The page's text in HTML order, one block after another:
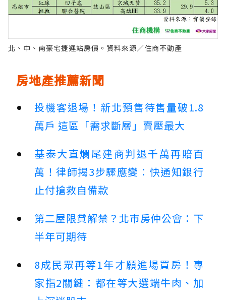
北、中、南豪宅捷運站房價。資料來源／住商不動產
房地產推薦新聞
投機客退場！新北預售待售量破1.8
萬戶 這區「需求斷層」賣壓最大
基泰大直爛尾建商判退千萬再賠百
萬！律師揭3步驟應變：快通知銀行
止付搶救自備款
第二屋限貸解禁？北市房仲公會：下
半年可期待
8成民眾再等1年才願進場買房！專
家指2關鍵：都在等大選端牛肉、加